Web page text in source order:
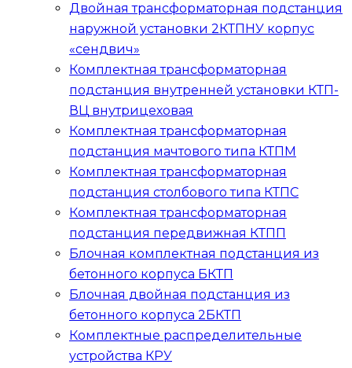
Двойная трансформаторная подстанция
наружной установки 2КТПНУ корпус
«сендвич»
Комплектная трансформаторная
подстанция внутренней установки КТП-
ВЦ внутрицеховая
Комплектная трансформаторная
подстанция мачтового типа КТПМ
Комплектная трансформаторная
подстанция столбового типа КТПС
Комплектная трансформаторная
подстанция передвижная КТПП
Блочная комплектная подстанция из
бетонного корпуса БКТП
Блочная двойная подстанция из
бетонного корпуса 2БКТП
Комплектные распределительные
устройства КРУ